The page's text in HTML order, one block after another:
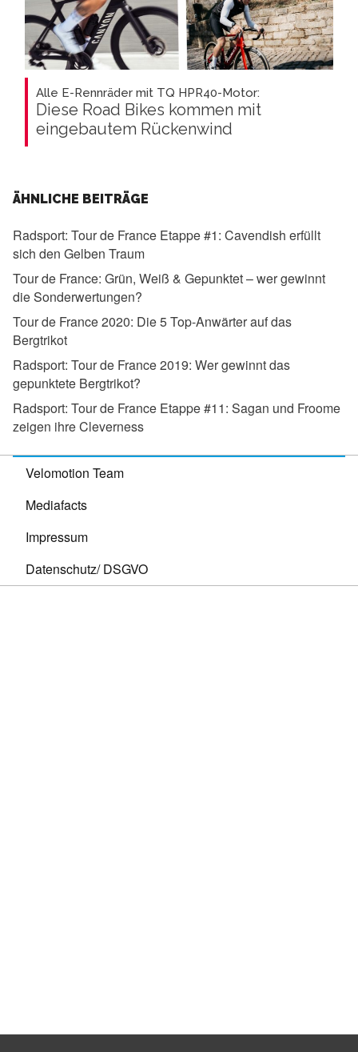
Alle E-Rennräder mit TQ HPR40-Motor:
Diese Road Bikes kommen mit
eingebautem Rückenwind
ÄHNLICHE BEITRÄGE
Radsport: Tour de France Etappe #1: Cavendish erfüllt
sich den Gelben Traum
Tour de France: Grün, Weiß & Gepunktet – wer gewinnt
die Sonderwertungen?
Tour de France 2020: Die 5 Top-Anwärter auf das
Bergtrikot
Radsport: Tour de France 2019: Wer gewinnt das
gepunktete Bergtrikot?
Radsport: Tour de France Etappe #11: Sagan und Froome
zeigen ihre Cleverness
Velomotion Team
Mediafacts
Impressum
Datenschutz/ DSGVO